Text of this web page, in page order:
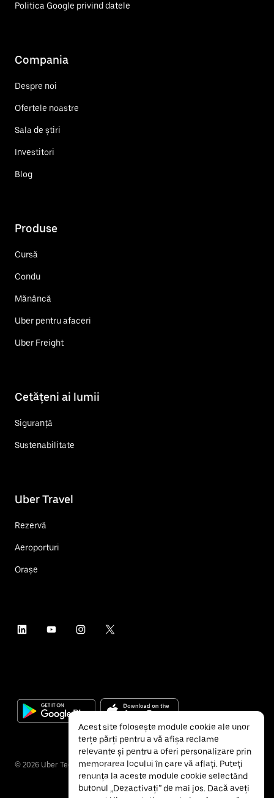
Politica Google privind datele
Compania
Despre noi
Ofertele noastre
Sala de știri
Investitori
Blog
Produse
Cursă
Condu
Mănâncă
Uber pentru afaceri
Uber Freight
Cetățeni ai lumii
Siguranță
Sustenabilitate
Uber Travel
Rezervă
Aeroporturi
Orașe
© 2026 Uber Technologies Inc.
Acest site folosește module cookie ale unor
terțe părți pentru a vă afișa reclame
relevante și pentru a oferi personalizare prin
memorarea locului în care vă aflați. Puteți
renunța la aceste module cookie selectând
butonul „Dezactivați” de mai jos. Dacă aveți